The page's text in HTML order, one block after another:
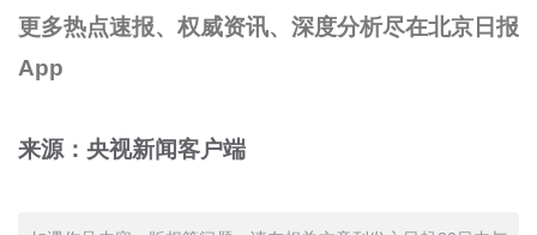
更多热点速报、权威资讯、深度分析尽在北京日报
App
来源：央视新闻客户端